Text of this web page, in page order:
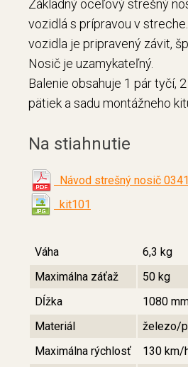
Základný oceľový strešný
vozidlá s prípravou v
vozidla je pripravený závit,
Nosič je uzamykateľný.
Balenie obsahuje 1 pár tyčí,
pätiek a sadu montážneho
Na stiahnutie
Návod strešný nosič 0341
kit101
Váha
6,3 kg
Maximálna záťaž
50 kg
Dĺžka
1080
Materiál
železo/
Maximálna rýchlosť
130 km/